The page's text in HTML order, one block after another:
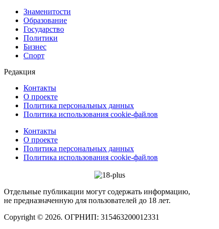
Знаменитости
Образование
Государство
Политики
Бизнес
Спорт
Редакция
Контакты
О проекте
Политика персональных данных
Политика использования cookie-файлов
Контакты
О проекте
Политика персональных данных
Политика использования cookie-файлов
Отдельные публикации могут содержать информацию,
не предназначенную для пользователей до 18 лет.
Copyright © 2026. ОГРНИП: 315463200012331